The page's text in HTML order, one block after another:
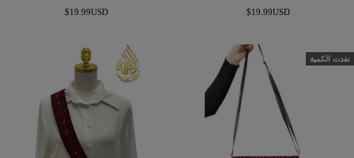
السعر
$19.99USD
السعر
$19.99USD
نفدت الكمية